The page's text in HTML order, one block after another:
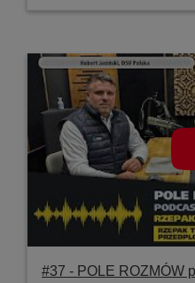
#37 ‐ POLE ROZMÓW